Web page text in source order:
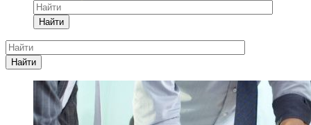
Найти
Найти